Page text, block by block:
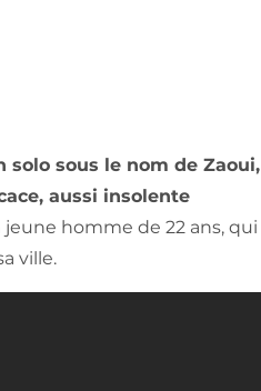
solo sous le nom de Zaoui,
aussi insolente
jeune homme de 22 ans, qui
ville.